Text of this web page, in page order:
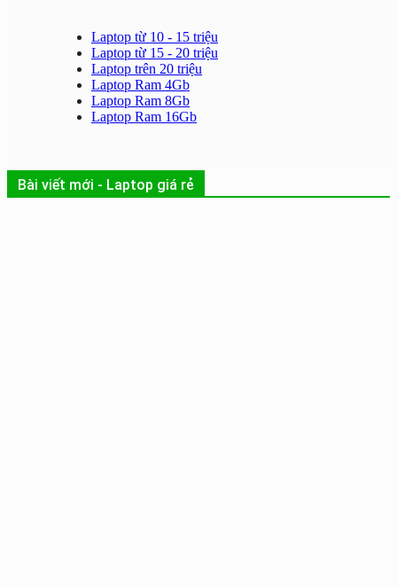
Laptop từ 10 - 15 triệu
Laptop từ 15 - 20 triệu
Laptop trên 20 triệu
Laptop Ram 4Gb
Laptop Ram 8Gb
Laptop Ram 16Gb
Bài viết mới - Laptop giá rẻ